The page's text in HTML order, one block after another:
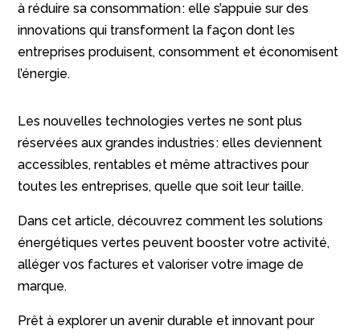
à réduire sa consommation : elle s’appuie sur des
innovations qui transforment la façon dont les
entreprises produisent, consomment et économisent
l’énergie.
Les nouvelles technologies vertes ne sont plus
réservées aux grandes industries : elles deviennent
accessibles, rentables et même attractives pour
toutes les entreprises, quelle que soit leur taille.
Dans cet article, découvrez comment les solutions
énergétiques vertes peuvent booster votre activité,
alléger vos factures et valoriser votre image de
marque.
Prêt à explorer un avenir durable et innovant pour